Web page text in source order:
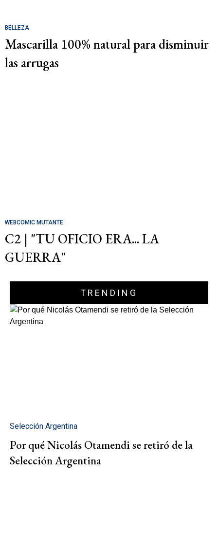
BELLEZA
Mascarilla 100% natural para disminuir
las arrugas
WEBCOMIC MUTANTE
C2 | "TU OFICIO ERA... LA
GUERRA"
TRENDING
Selección Argentina
Por qué Nicolás Otamendi se retiró de la
Selección Argentina